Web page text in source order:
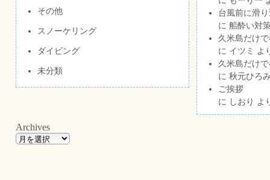
その他
スノーケリング
ダイビング
未分類
台風前に滑
に 船酔い対
久米島だけ
に イツミ
よ
久米島だけ
に 秋元ひろ
ご挨拶
に しおり よ
Archives